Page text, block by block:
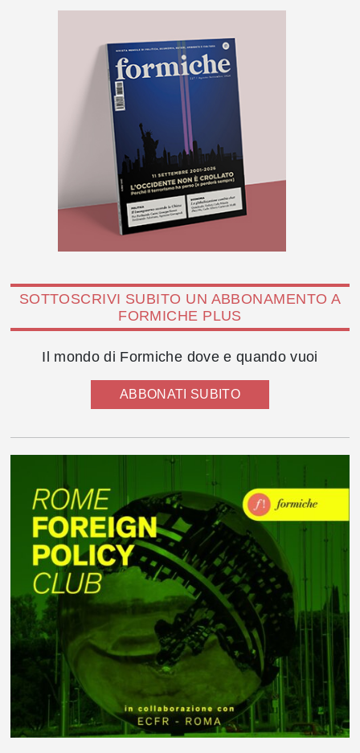
SOTTOSCRIVI SUBITO UN ABBONAMENTO A
FORMICHE PLUS
Il mondo di Formiche dove e quando vuoi
ABBONATI SUBITO